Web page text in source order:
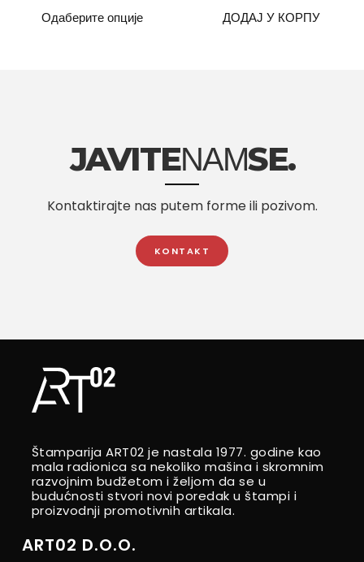
Одаберите опције ДОДАЈ У КОРПУ
JAVITENAMSE.
Kontaktirajte nas putem forme ili pozivom.
KONTAKT
Štamparija ART02 je nastala 1977. godine kao
mala radionica sa nekoliko mašina i skromnim
razvojnim budžetom i željom da se u
budućnosti stvori novi poredak u štampi i
proizvodnji promotivnih artikala.
ART02 D.O.O.